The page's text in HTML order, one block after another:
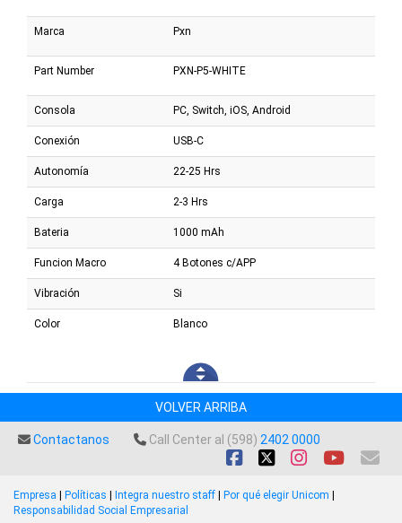
Marca Pxn
Part Number PXN-P5-WHITE
Consola PC, Switch, iOS, Android
Conexión USB-C
Autonomía 22-25 Hrs
Carga 2-3 Hrs
Bateria 1000 mAh
Funcion Macro 4 Botones c/APP
Vibración Si
Color Blanco
VOLVER ARRIBA
Contactanos Call Center al (598) 2402 0000
Empresa Políticas Integra nuestro staff Por qué elegir Unicom
Responsabilidad Social Empresarial